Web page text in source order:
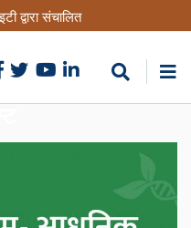
द्वारा संचालित